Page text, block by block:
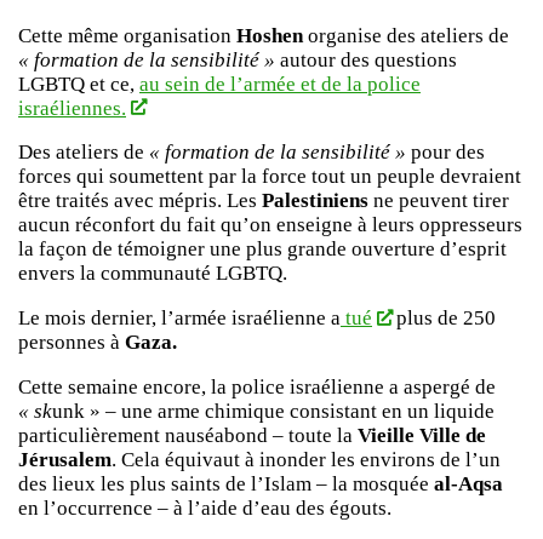
Cette même organisation Hoshen organise des ateliers de
« formation de la sensibilité » autour des questions
LGBTQ et ce, au sein de l’armée et de la police
israéliennes.
Des ateliers de « formation de la sensibilité » pour des
forces qui soumettent par la force tout un peuple devraient
être traités avec mépris. Les Palestiniens ne peuvent tirer
aucun réconfort du fait qu’on enseigne à leurs oppresseurs
la façon de témoigner une plus grande ouverture d’esprit
envers la communauté LGBTQ.
Le mois dernier, l’armée israélienne a tué
plus de 250
personnes à Gaza.
Cette semaine encore, la police israélienne a aspergé de
« skunk » – une arme chimique consistant en un liquide
particulièrement nauséabond – toute la Vieille Ville de
Jérusalem. Cela équivaut à inonder les environs de l’un
des lieux les plus saints de l’Islam – la mosquée al-Aqsa
en l’occurrence – à l’aide d’eau des égouts.